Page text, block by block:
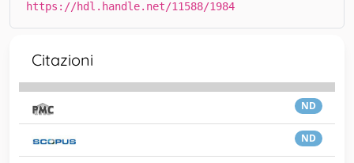
https://hdl.handle.net/11588/1984
Citazioni
ND
ND